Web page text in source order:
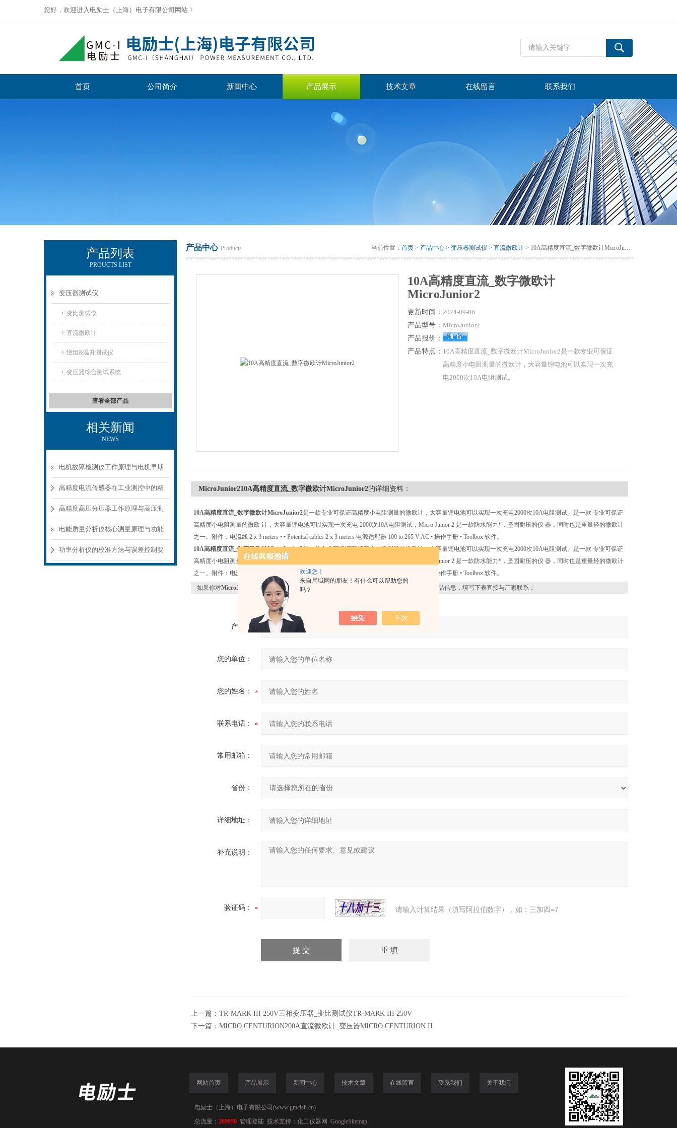
欢迎您！
来自局域网的朋友！有什么可以帮助您的
吗？
您好，欢迎进入电励士（上海）电子有限公司网站！
首页 公司简介 新闻中心 产品展示 技术文章 在线留言 联系我们
产品列表
PROUCTS LIST
变压器测试仪
变比测试仪
直流微欧计
绕组&温升测试仪
变压器综合测试系统
查看全部产品
相关新闻
NEWS
电机故障检测仪工作原理与电机早期
故障诊断方案
高精度电流传感器在工业测控中的精
准测量方案
高精度高压分压器工作原理与高压测
量应用场景
电能质量分析仪核心测量原理与功能
模块解析
功率分析仪的校准方法与误差控制要
产品中心 Products 当前位置： 首页 > 产品中心 > 变压器测试仪 > 直流微欧计 > 10A高精度直流_数字微欧计MicroJunior2
10A高精度直流_数字微欧计
MicroJunior2
更新时间： 2024-09-06
产品型号： MicroJunior2
产品报价：
产品特点： 10A高精度直流_数字微欧计MicroJunior2是一款专业可保证
高精度小电阻测量的微欧计，大容量锂电池可以实现一次充
电2000次10A电阻测试。
MicroJunior210A高精度直流_数字微欧计MicroJunior2的详细资料：
10A高精度直流_数字微欧计MicroJunior2是一款专业可保证高精度小电阻测量的微欧计，大容量锂电池可以实现一次充电2000次10A电阻测试。是一款 专业可保证
高精度小电阻测量的微欧 计，大容量锂电池可以实现一次充电 2000次10A电阻测试，Micro Junior 2 是一款防水能力*，坚固耐压的仪 器，同时也是重量轻的微欧计
之一。附件：电流线 2 x 3 meters • • Potential cables 2 x 3 meters 电源适配器 100 to 265 V AC • 操作手册 • Toolbox 软件。
10A高精度直流_数字微欧计MicroJunior2是一款专业可保证高精度小电阻测量的微欧计，大容量锂电池可以实现一次充电2000次10A电阻测试。是一款 专业可保证
高精度小电阻测量的微欧 计，大容量锂电池可以实现一次充电 2000次10A电阻测试，Micro Junior 2 是一款防水能力*，坚固耐压的仪 器，同时也是重量轻的微欧计
之一。附件：电流线 2 x 3 meters • • Potential cables 2 x 3 meters 电源适配器 100 to 265 V AC • 操作手册 • Toolbox 软件。
如果你对MicroJunior210A高精度直流_数字微欧计MicroJunior2 感兴趣，想了解更详细的产品信息，填写下表直接与厂家联系：
产品：
您的单位：
您的姓名：
联系电话：
常用邮箱：
省份：
详细地址：
补充说明：
验证码： 请输入计算结果（填写阿拉伯数字），如：三加四=7
上一篇： TR-MARK III 250V三相变压器_变比测试仪TR-MARK III 250V
下一篇： MICRO CENTURION200A直流微欧计_变压器MICRO CENTURION II
网站首页 产品展示 新闻中心 技术文章 在线留言 联系我们 关于我们
电励士（上海）电子有限公司(www.gmcish.cn)
总流量： 269950 管理登陆 技术支持： 化工仪器网 GoogleSitemap